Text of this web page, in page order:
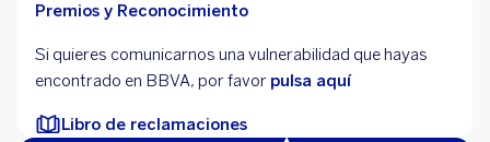
Premios y Reconocimiento
Si quieres comunicarnos una vulnerabilidad que hayas
encontrado en BBVA, por favor pulsa aquí
Libro de reclamaciones